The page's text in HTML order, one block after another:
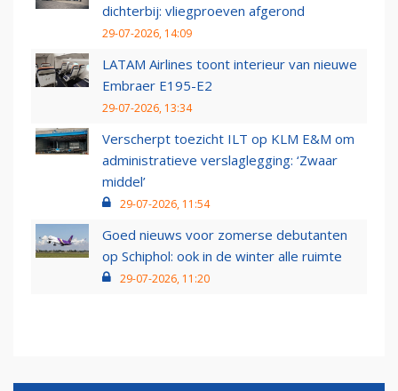
dichterbij: vliegproeven afgerond
29-07-2026, 14:09
LATAM Airlines toont interieur van nieuwe
Embraer E195-E2
29-07-2026, 13:34
Verscherpt toezicht ILT op KLM E&M om
administratieve verslaglegging: ‘Zwaar
middel’
29-07-2026, 11:54
Goed nieuws voor zomerse debutanten
op Schiphol: ook in de winter alle ruimte
29-07-2026, 11:20